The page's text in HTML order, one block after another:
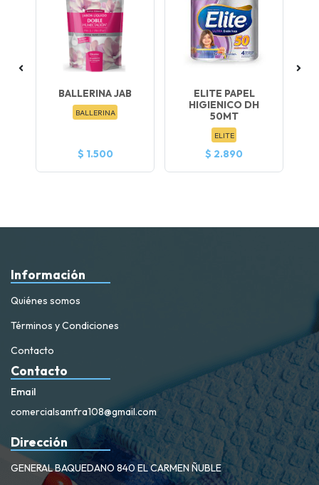
BALLERINA JAB
BALLERINA
$ 1.500
ELITE PAPEL
HIGIENICO DH
50MT
ELITE
$ 2.890
Información
Quiénes somos
Términos y Condiciones
Contacto
Contacto
Email
comercialsamfra108@gmail.com
Dirección
GENERAL BAQUEDANO 840 EL CARMEN ÑUBLE